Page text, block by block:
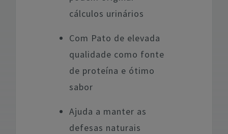
cálculos urinários
Com Pato de elevada
qualidade como fonte
de proteína e ótimo
sabor
Ajuda a manter as
defesas naturais